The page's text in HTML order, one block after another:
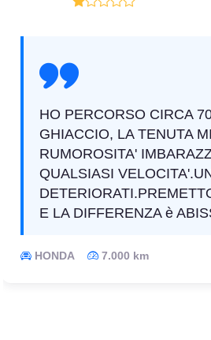
HO PERCORSO CIRCA
GHIACCIO, LA TENUTA
RUMOROSITA'
QUALSIASI
E LA DIFFERENZA è
HONDA 7.000 km